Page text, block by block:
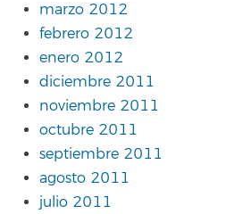
marzo 2012
febrero 2012
enero 2012
diciembre 2011
noviembre 2011
octubre 2011
septiembre 2011
agosto 2011
julio 2011